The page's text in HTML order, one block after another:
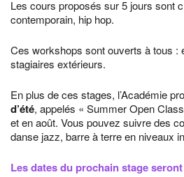
Les cours proposés sur 5 jours sont
contemporain, hip hop.
Ces workshops sont ouverts à tous :
stagiaires extérieurs.
En plus de ces stages, l’Académie
d’été, appelés « Summer Open
et en août. Vous pouvez suivre des
danse jazz, barre à terre en niveaux
Les dates du prochain stage